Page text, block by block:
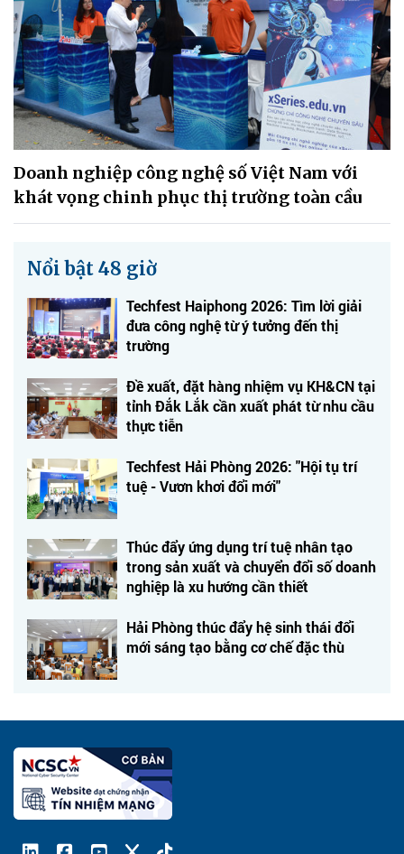
Doanh nghiệp công nghệ số Việt Nam với
khát vọng chinh phục thị trường toàn cầu
Nổi bật 48 giờ
Techfest Haiphong 2026: Tìm lời giải
đưa công nghệ từ ý tưởng đến thị
trường
Đề xuất, đặt hàng nhiệm vụ KH&CN tại
tỉnh Đắk Lắk cần xuất phát từ nhu cầu
thực tiễn
Techfest Hải Phòng 2026: "Hội tụ trí
tuệ - Vươn khơi đổi mới"
Thúc đẩy ứng dụng trí tuệ nhân tạo
trong sản xuất và chuyển đổi số doanh
nghiệp là xu hướng cần thiết
Hải Phòng thúc đẩy hệ sinh thái đổi
mới sáng tạo bằng cơ chế đặc thù